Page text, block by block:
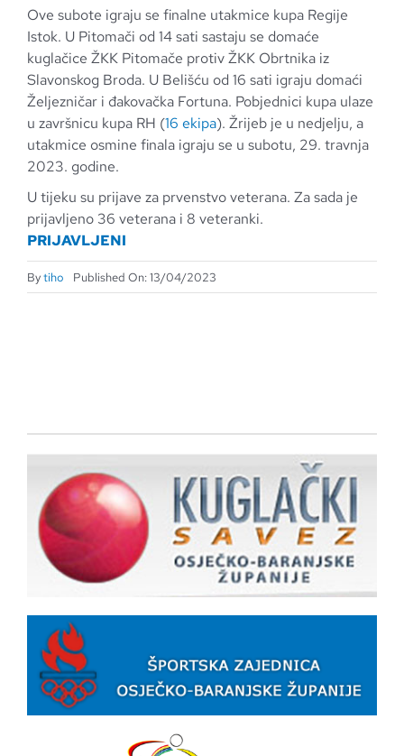
Ove subote igraju se finalne utakmice kupa Regije
Istok. U Pitomači od 14 sati sastaju se domaće
kuglačice ŽKK Pitomače protiv ŽKK Obrtnika iz
Slavonskog Broda. U Belišću od 16 sati igraju domaći
Željezničar i đakovačka Fortuna. Pobjednici kupa ulaze
u završnicu kupa RH (16 ekipa). Žrijeb je u nedjelju, a
utakmice osmine finala igraju se u subotu, 29. travnja
2023. godine.
U tijeku su prijave za prvenstvo veterana. Za sada je
prijavljeno 36 veterana i 8 veteranki.
PRIJAVLJENI
Bytiho Published On: 13/04/2023